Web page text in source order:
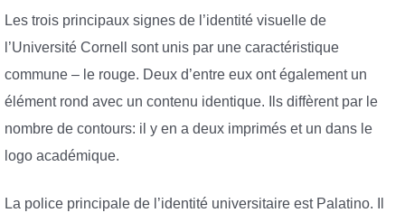
Les trois principaux signes de l’identité visuelle de
l’Université Cornell sont unis par une caractéristique
commune – le rouge. Deux d’entre eux ont également un
élément rond avec un contenu identique. Ils diffèrent par le
nombre de contours: il y en a deux imprimés et un dans le
logo académique.
La police principale de l’identité universitaire est Palatino. Il